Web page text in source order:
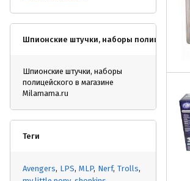
Шпионские штучки, наборы полицейского
Шпионские штучки, наборы
полицейского в магазине
Milamama.ru
Теги
Avengers LPS MLP Nerf Trolls